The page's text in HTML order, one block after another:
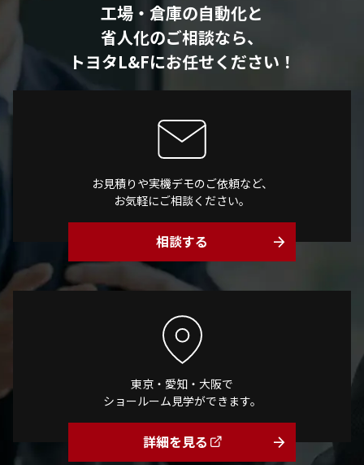
工場・倉庫の自動化と
省人化のご相談なら、
トヨタL&Fにお任せください！
お見積りや実機デモのご依頼など、
お気軽にご相談ください。
相談する arrow_forward
東京・愛知・大阪で
ショールーム見学ができます。
詳細を見る arrow_forward